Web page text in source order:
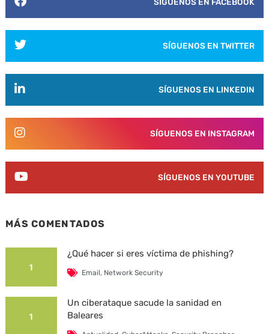
SÍGUENOS EN TWITTER
SÍGUENOS EN LINKEDIN
SÍGUENOS EN INSTAGRAM
SÍGUENOS EN YOUTUBE
MÁS COMENTADOS
1
¿Qué hacer si eres víctima de phishing?
Email, Network Security
1
Un ciberataque sacude la sanidad en
Baleares